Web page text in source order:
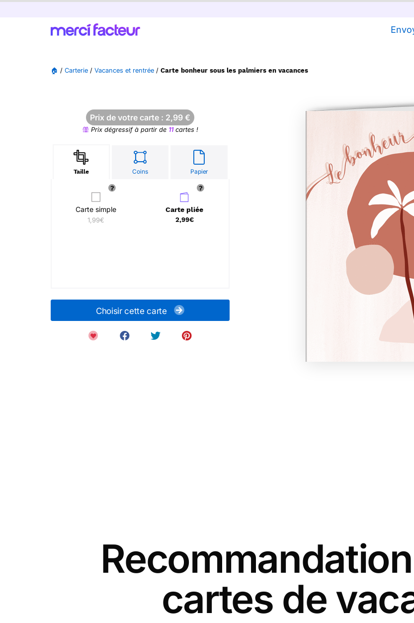
🏠 / Carterie / Vacances et rentrée / Carte bonheur sous les palmiers en vacances
Prix de votre carte : 2,99 €
Prix dégressif à partir de 11cartes !
Taille Coins Papier
Carte simple
1,99€
Carte pliée
2,99€
Choisir cette carte
cartes de